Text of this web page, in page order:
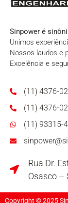
Sinpower é
Unimos
Nossos laudos e
Excelência e
(11) 4376-
(11) 4376-
(11) 93315-
Rua Dr.
Osasco –
Copyright © 2025